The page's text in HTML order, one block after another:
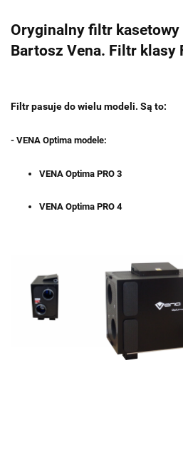
Oryginalny filtr
Bartosz Vena. Filtr klasy
Filtr pasuje do wielu modeli. Są to:
- VENA Optima modele:
VENA Optima PRO 3
VENA Optima PRO 4